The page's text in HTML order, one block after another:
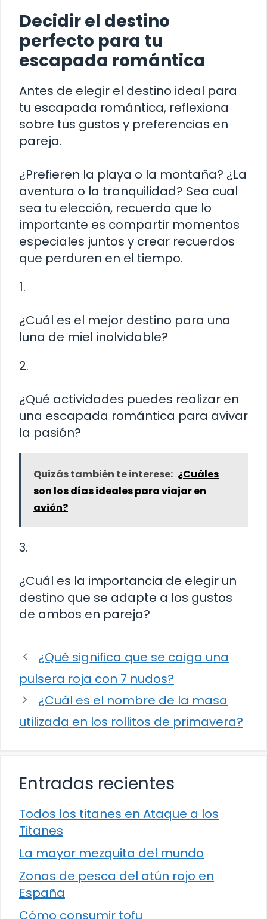
Decidir el destino
perfecto para tu
escapada romántica
Antes de elegir el destino ideal para
tu escapada romántica, reflexiona
sobre tus gustos y preferencias en
pareja.
¿Prefieren la playa o la montaña? ¿La
aventura o la tranquilidad? Sea cual
sea tu elección, recuerda que lo
importante es compartir momentos
especiales juntos y crear recuerdos
que perduren en el tiempo.
1.
¿Cuál es el mejor destino para una
luna de miel inolvidable?
2.
¿Qué actividades puedes realizar en
una escapada romántica para avivar
la pasión?
Quizás también te interese: ¿Cuáles
son los días ideales para viajar en
avión?
3.
¿Cuál es la importancia de elegir un
destino que se adapte a los gustos
de ambos en pareja?
¿Qué significa que se caiga una
pulsera roja con 7 nudos?
¿Cuál es el nombre de la masa
utilizada en los rollitos de primavera?
Entradas recientes
Todos los titanes en Ataque a los
Titanes
La mayor mezquita del mundo
Zonas de pesca del atún rojo en
España
Cómo consumir tofu